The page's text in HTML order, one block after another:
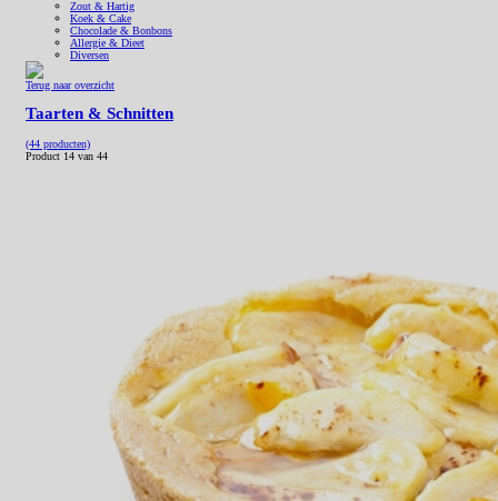
Zout & Hartig
Koek & Cake
Chocolade & Bonbons
Allergie & Dieet
Diversen
Terug naar overzicht
Taarten & Schnitten
(44 producten)
Product 14 van 44